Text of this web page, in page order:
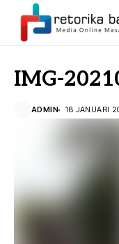
IMG-
ADMIN 18 JANUARI